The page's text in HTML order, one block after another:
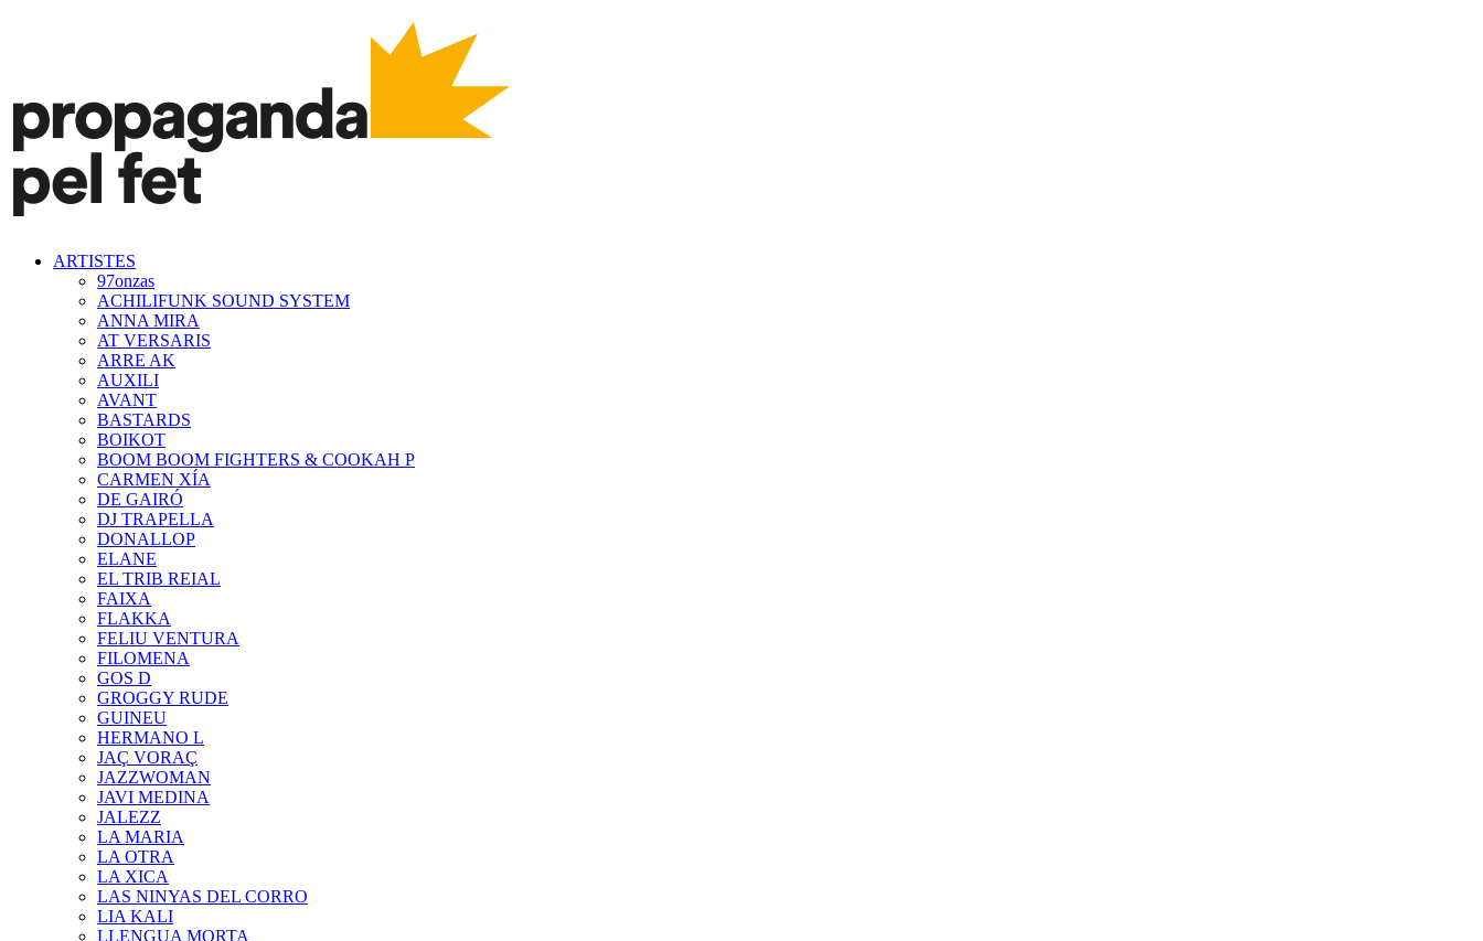
ARTISTES
97onzas
ACHILIFUNK SOUND SYSTEM
ANNA MIRA
AT VERSARIS
ARRE AK
AUXILI
AVANT
BASTARDS
BOIKOT
BOOM BOOM FIGHTERS & COOKAH P
CARMEN XÍA
DE GAIRÓ
DJ TRAPELLA
DONALLOP
ELANE
EL TRIB REIAL
FAIXA
FLAKKA
FELIU VENTURA
FILOMENA
GOS D
GROGGY RUDE
GUINEU
HERMANO L
JAÇ VORAÇ
JAZZWOMAN
JAVI MEDINA
JALEZZ
LA MARIA
LA OTRA
LA XICA
LAS NINYAS DEL CORRO
LIA KALI
LLENGUA MORTA